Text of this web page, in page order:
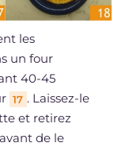
les
un four
40-45
17 . Laissez-le
et retirez
de le